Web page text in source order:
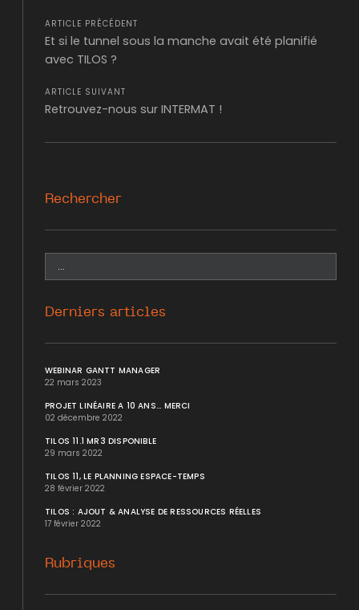
ARTICLE PRÉCÉDENT
Et si le tunnel sous la manche avait été planifié
avec TILOS ?
ARTICLE SUIVANT
Retrouvez-nous sur INTERMAT !
Rechercher
Derniers articles
WEBINAR GANTT MANAGER
22 mars 2023
PROJET LINÉAIRE A 10 ANS... MERCI
02 décembre 2022
TILOS 11.1 MR3 DISPONIBLE
29 mars 2022
TILOS 11, LE PLANNING ESPACE-TEMPS
28 février 2022
TILOS : AJOUT & ANALYSE DE RESSOURCES RÉELLES
17 février 2022
Rubriques